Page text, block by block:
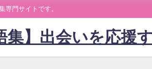
専門サイトです。
集】出会いを応援